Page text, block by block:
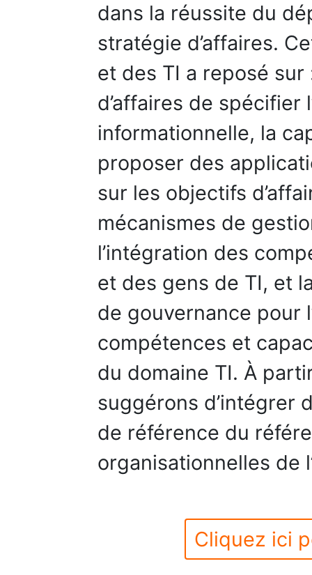
dans la réussite du
stratégie d’affaires.
et des TI a reposé
d’affaires de spécifier
informationnelle, la
proposer des
sur les objectifs
mécanismes de
l’intégration des
et des gens de TI, et
de gouvernance pour
compétences et
du domaine TI. À
suggérons d’intégrer
de référence du
organisationnelles de
Cliquez ici